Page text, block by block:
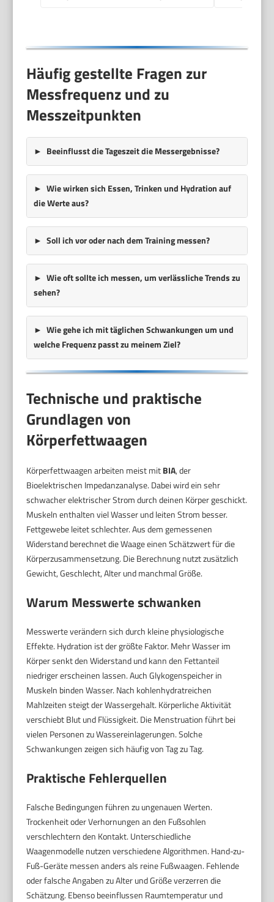
Häufig gestellte Fragen zur
Messfrequenz und zu
Messzeitpunkten
Beeinflusst die Tageszeit die Messergebnisse?
Wie wirken sich Essen, Trinken und Hydration auf
die Werte aus?
Soll ich vor oder nach dem Training messen?
Wie oft sollte ich messen, um verlässliche Trends zu
sehen?
Wie gehe ich mit täglichen Schwankungen um und
welche Frequenz passt zu meinem Ziel?
Technische und praktische
Grundlagen von
Körperfettwaagen
Körperfettwaagen arbeiten meist mitBIA, der
Bioelektrischen Impedanzanalyse. Dabei wird ein sehr
schwacher elektrischer Strom durch deinen Körper geschickt.
Muskeln enthalten viel Wasser und leiten Strom besser.
Fettgewebe leitet schlechter. Aus dem gemessenen
Widerstand berechnet die Waage einen Schätzwert für die
Körperzusammensetzung. Die Berechnung nutzt zusätzlich
Gewicht, Geschlecht, Alter und manchmal Größe.
Warum Messwerte schwanken
Messwerte verändern sich durch kleine physiologische
Effekte. Hydration ist der größte Faktor. Mehr Wasser im
Körper senkt den Widerstand und kann den Fettanteil
niedriger erscheinen lassen. Auch Glykogenspeicher in
Muskeln binden Wasser. Nach kohlenhydratreichen
Mahlzeiten steigt der Wassergehalt. Körperliche Aktivität
verschiebt Blut und Flüssigkeit. Die Menstruation führt bei
vielen Personen zu Wassereinlagerungen. Solche
Schwankungen zeigen sich häufig von Tag zu Tag.
Praktische Fehlerquellen
Falsche Bedingungen führen zu ungenauen Werten.
Trockenheit oder Verhornungen an den Fußsohlen
verschlechtern den Kontakt. Unterschiedliche
Waagenmodelle nutzen verschiedene Algorithmen. Hand-zu-
Fuß-Geräte messen anders als reine Fußwaagen. Fehlende
oder falsche Angaben zu Alter und Größe verzerren die
Schätzung. Ebenso beeinflussen Raumtemperatur und